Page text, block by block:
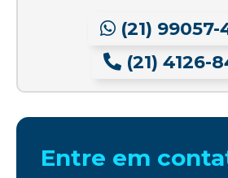
(21) 99057-
(21) 4126-
Entre em